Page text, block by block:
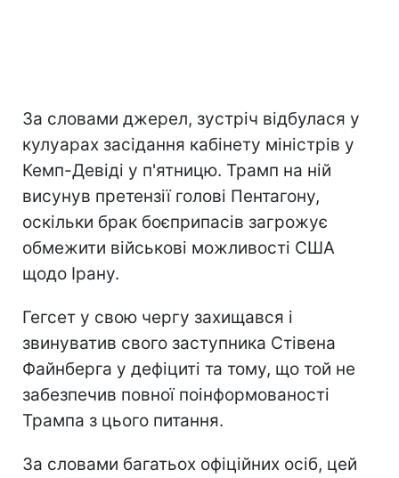
За словами джерел, зустріч відбулася у
кулуарах засідання кабінету міністрів у
Кемп-Девіді у п'ятницю. Трамп на ній
висунув претензії голові Пентагону,
оскільки брак боєприпасів загрожує
обмежити військові можливості США
щодо Ірану.
Гегсет у свою чергу захищався і
звинуватив свого заступника Стівена
Файнберга у дефіциті та тому, що той не
забезпечив повної поінформованості
Трампа з цього питання.
За словами багатьох офіційних осіб, цей